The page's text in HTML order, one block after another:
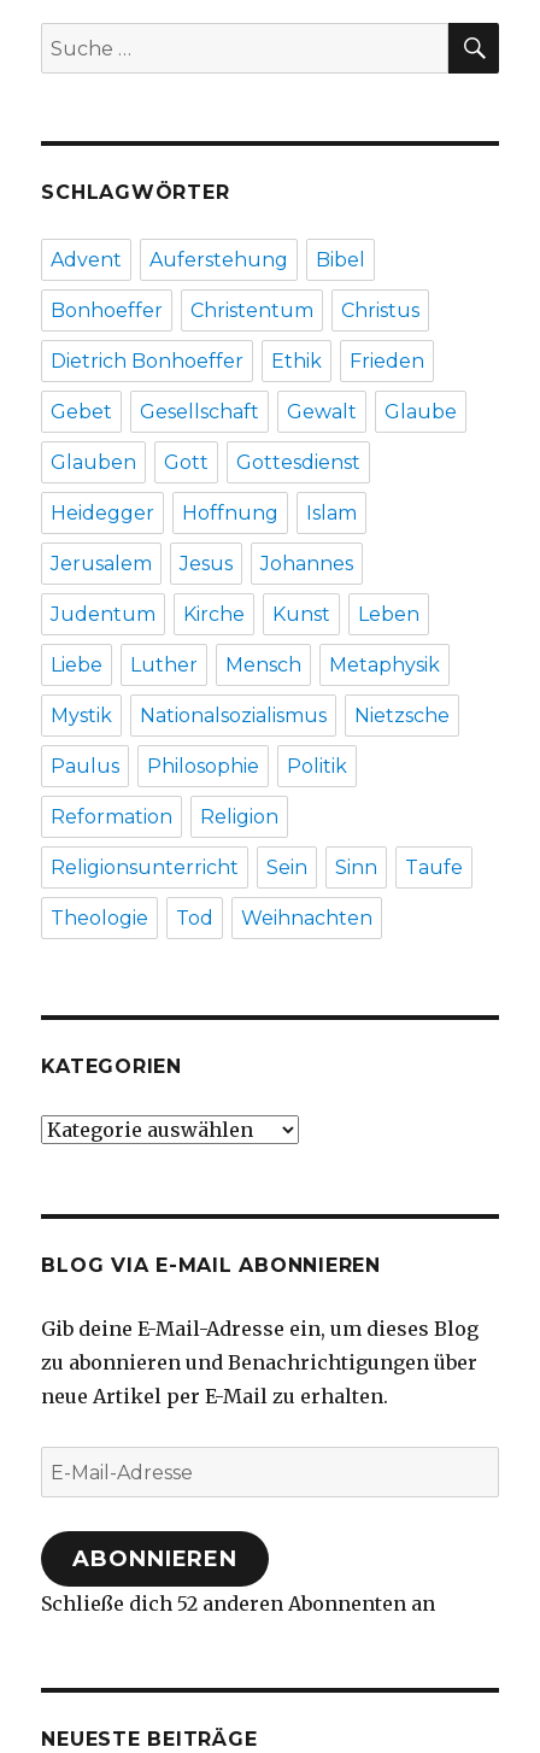
1-
Christoph
2018
Suche
nach:
SCHLAGWÖRTER
Advent Auferstehung Bibel
Bonhoeffer Christentum Christus
Dietrich Bonhoeffer Ethik Frieden
Gebet Gesellschaft Gewalt Glaube
Glauben Gott Gottesdienst
Heidegger Hoffnung Islam
Jerusalem Jesus Johannes
Judentum Kirche Kunst Leben
Liebe Luther Mensch Metaphysik
Mystik Nationalsozialismus Nietzsche
Paulus Philosophie Politik
Reformation Religion
Religionsunterricht Sein Sinn Taufe
Theologie Tod Weihnachten
KATEGORIEN
Kategorien
BLOG VIA E-MAIL ABONNIEREN
Gib deine E-Mail-Adresse ein, um dieses Blog
zu abonnieren und Benachrichtigungen über
neue Artikel per E-Mail zu erhalten.
E-
Mail-
Adresse
ABONNIEREN
Schließe dich 52 anderen Abonnenten an
NEUESTE BEITRÄGE